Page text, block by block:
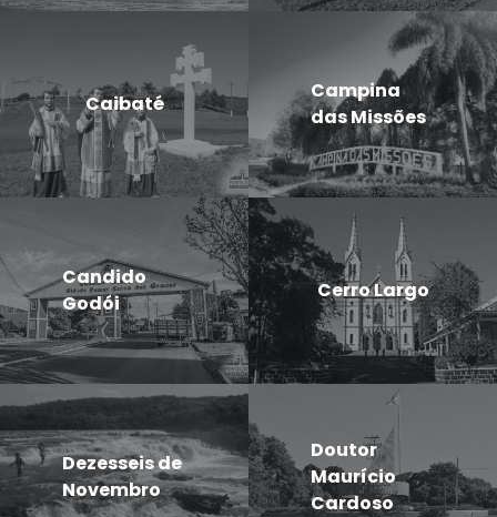
Caibaté
Campina
das Missões
Candido
Godói
Cerro Largo
Dezesseis de
Novembro
Doutor
Maurício
Cardoso